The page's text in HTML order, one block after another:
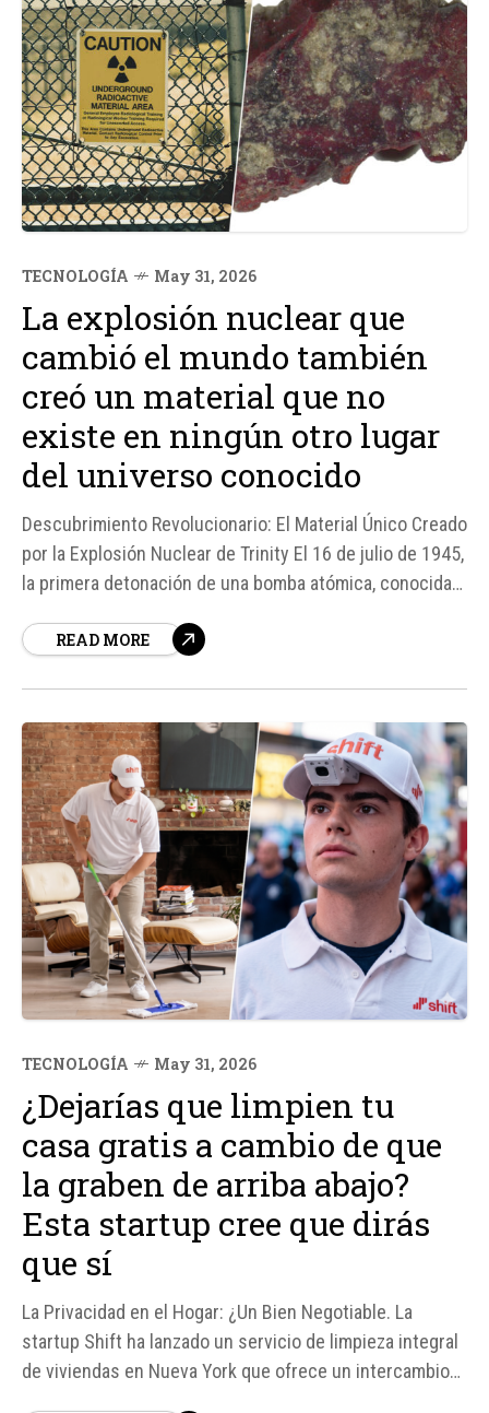
TECNOLOGÍA May 31, 2026
La explosión nuclear que
cambió el mundo también
creó un material que no
existe en ningún otro lugar
del universo conocido
Descubrimiento Revolucionario: El Material Único Creado
por la Explosión Nuclear de Trinity El 16 de julio de 1945,
la primera detonación de una bomba atómica, conocida
dejó una huella imborrable en el desierto de Nuevo
READ MORE
TECNOLOGÍA May 31, 2026
¿Dejarías que limpien tu
casa gratis a cambio de que
la graben de arriba abajo?
Esta startup cree que dirás
que sí
La Privacidad en el Hogar: ¿Un Bien Negotiable. La
startup Shift ha lanzado un servicio de limpieza integral
de viviendas en Nueva York que ofrece un intercambio